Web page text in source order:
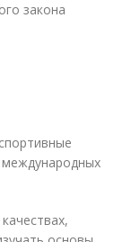
закона
международных